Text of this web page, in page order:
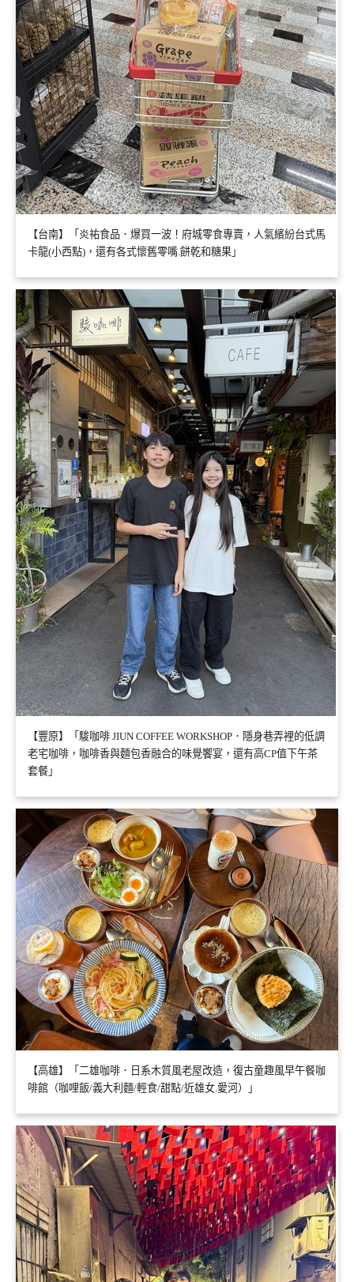
【台南】「炎祐食品．爆買一波！府城零食專賣，人氣繽紛台式馬
卡龍(小西點)，還有各式懷舊零嘴.餅乾和糖果」
【豐原】「駿咖啡 JIUN COFFEE WORKSHOP．隱身巷弄裡的低調
老宅咖啡，咖啡香與麵包香融合的味覺饗宴，還有高CP值下午茶
套餐」
【高雄】「二雄咖啡．日系木質風老屋改造，復古童趣風早午餐咖
啡館（咖哩飯/義大利麵/輕食/甜點/近雄女.愛河）」